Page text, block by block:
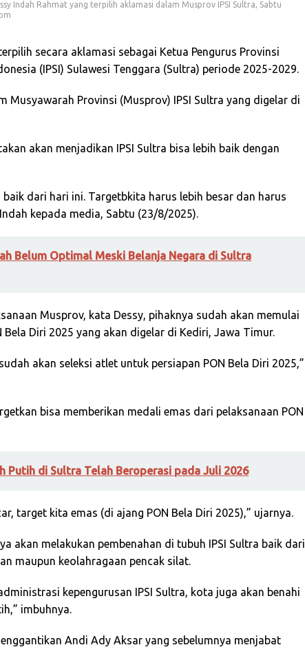
Indah Rahmat yang terpilih aklamasi dalam Musprov IPSI Sultra, Sabtu
secara aklamasi sebagai Ketua Pengurus Provinsi
(IPSI) Sulawesi Tenggara (Sultra) periode 2025-2029.
Musyawarah Provinsi (Musprov) IPSI Sultra yang digelar di
akan menjadikan IPSI Sultra bisa lebih baik dengan
dari hari ini. Targetbkita harus lebih besar dan harus
kepada media, Sabtu (23/8/2025).
Belum Optimal Meski Belanja Negara di Sultra
Musprov, kata Dessy, pihaknya sudah akan memulai
Bela Diri 2025 yang akan digelar di Kediri, Jawa Timur.
akan seleksi atlet untuk persiapan PON Bela Diri 2025,”
bisa memberikan medali emas dari pelaksanaan PON
Putih di Sultra Telah Beroperasi pada Juli 2026
target kita emas (di ajang PON Bela Diri 2025),” ujarnya.
akan melakukan pembenahan di tubuh IPSI Sultra baik dari
maupun keolahragaan pencak silat.
kepengurusan IPSI Sultra, kota juga akan benahi
imbuhnya.
Andi Ady Aksar yang sebelumnya menjabat